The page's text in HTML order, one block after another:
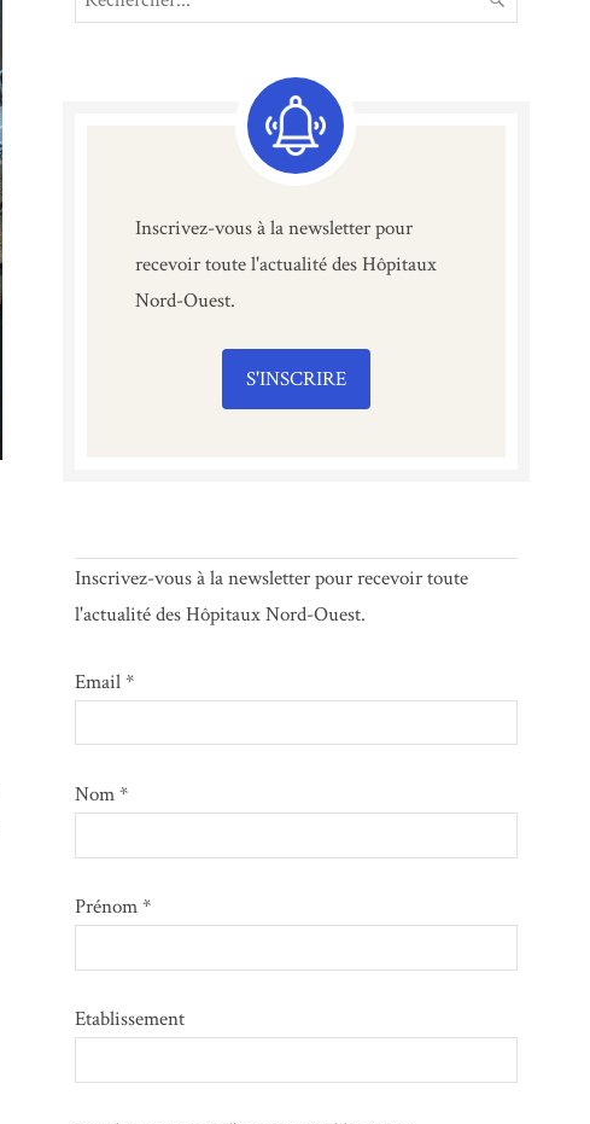
for:
Inscrivez-vous à la newsletter pour
recevoir toute l'actualité des Hôpitaux
Nord-Ouest.
S'INSCRIRE
Inscrivez-vous à la newsletter pour recevoir toute
l'actualité des Hôpitaux Nord-Ouest.
Email *
Nom *
Prénom *
Etablissement